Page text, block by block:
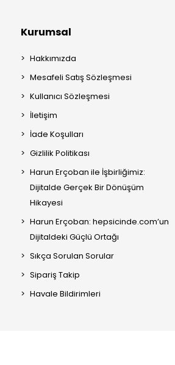
Kurumsal
Hakkımızda
Mesafeli Satış Sözleşmesi
Kullanıcı Sözleşmesi
İletişim
İade Koşulları
Gizlilik Politikası
Harun Erçoban ile İşbirliğimiz:
Dijitalde Gerçek Bir Dönüşüm
Hikayesi
Harun Erçoban: hepsicinde.com’un
Dijitaldeki Güçlü Ortağı
Sıkça Sorulan Sorular
Sipariş Takip
Havale Bildirimleri